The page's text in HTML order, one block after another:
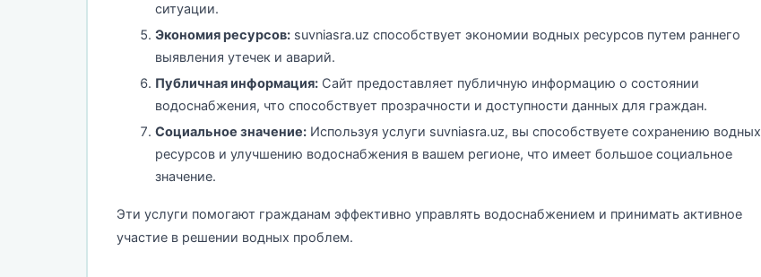
ситуации.
Экономия ресурсов: suvniasra.uz способствует экономии водных ресурсов путем раннего
выявления утечек и аварий.
Публичная информация: Сайт предоставляет публичную информацию о состоянии
водоснабжения, что способствует прозрачности и доступности данных для граждан.
Социальное значение: Используя услуги suvniasra.uz, вы способствуете сохранению водных
ресурсов и улучшению водоснабжения в вашем регионе, что имеет большое социальное
значение.
Эти услуги помогают гражданам эффективно управлять водоснабжением и принимать активное
участие в решении водных проблем.